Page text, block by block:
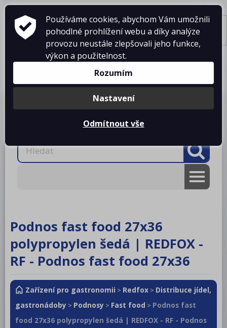
Košík je prázdný
O firmě
Projekty kuchyní
Ke stažení
RM LOTUS 600
RM LOTUS 700
Roboty, příprava masa a zeleniny
Pizza program
Podnos fast food 27x36
polypropylen šedá | REDFOX -
RF - Podnos fast food 27x36
Zařízení pro gastronomii > Redfox > Distribuce jídel,
gastronádoby > Podnosy > Fast food > Podnos fast
food 27x36 polypropylen šedá | REDFOX - RF - Podnos
Používáme cookies, abychom Vám umožnili
pohodlné prohlížení webu a díky analýze
provozu neustále zlepšovali jeho funkce,
výkon a použitelnost.
Rozumím
Nastavení
Odmítnout vše